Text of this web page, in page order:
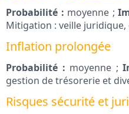
Probabilité : moyenne ;
Mitigation : veille
Inflation prolongée
Probabilité : moyenne ;
gestion de trésorerie et
Risques sécurité et